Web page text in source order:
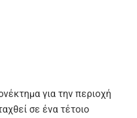
για την περιοχή
σε ένα τέτοιο